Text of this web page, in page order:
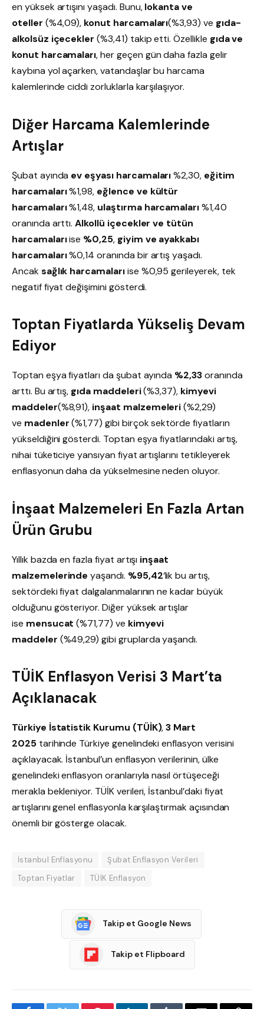
en yüksek artışını yaşadı. Bunu,lokanta ve
oteller (%4,09), konut harcamaları(%3,93) ve gıda-
alkolsüz içecekler (%3,41) takip etti. Özellikle gıda ve
konut harcamaları, her geçen gün daha fazla gelir
kaybına yol açarken, vatandaşlar bu harcama
kalemlerinde ciddi zorluklarla karşılaşıyor.
Diğer Harcama Kalemlerinde
Artışlar
Şubat ayında ev eşyası harcamaları%2,30, eğitim
harcamaları%1,98, eğlence ve kültür
harcamaları%1,48, ulaştırma harcamaları%1,40
oranında arttı.Alkollü içecekler ve tütün
harcamalarıise %0,25, giyim ve ayakkabı
harcamaları%0,14 oranında bir artış yaşadı.
Ancaksağlık harcamalarıise %0,95 gerileyerek, tek
negatif fiyat değişimini gösterdi.
Toptan Fiyatlarda Yükseliş Devam
Ediyor
Toptan eşya fiyatları da şubat ayında %2,33oranında
arttı. Bu artış, gıda maddeleri(%3,37), kimyevi
maddeler(%8,91), inşaat malzemeleri(%2,29)
ve madenler(%1,77) gibi birçok sektörde fiyatların
yükseldiğini gösterdi. Toptan eşya fiyatlarındaki artış,
nihai tüketiciye yansıyan fiyat artışlarını tetikleyerek
enflasyonun daha da yükselmesine neden oluyor.
İnşaat Malzemeleri En Fazla Artan
Ürün Grubu
Yıllık bazda en fazla fiyat artışı inşaat
malzemelerinde yaşandı. %95,42‘lik bu artış,
sektördeki fiyat dalgalanmalarının ne kadar büyük
olduğunu gösteriyor. Diğer yüksek artışlar
ise mensucat (%71,77) ve kimyevi
maddeler (%49,29) gibi gruplarda yaşandı.
TÜİK Enflasyon Verisi 3 Mart’ta
Açıklanacak
Türkiye İstatistik Kurumu (TÜİK),3 Mart
2025tarihinde Türkiye genelindeki enflasyon verisini
açıklayacak. İstanbul’un enflasyon verilerinin, ülke
genelindeki enflasyon oranlarıyla nasıl örtüşeceği
merakla bekleniyor. TÜİK verileri, İstanbul’daki fiyat
artışlarını genel enflasyonla karşılaştırmak açısından
önemli bir gösterge olacak.
İstanbul Enflasyonu
Şubat Enflasyon Verileri
Toptan Fiyatlar
TÜİK Enflasyon
Takip et Google News
Takip et Flipboard